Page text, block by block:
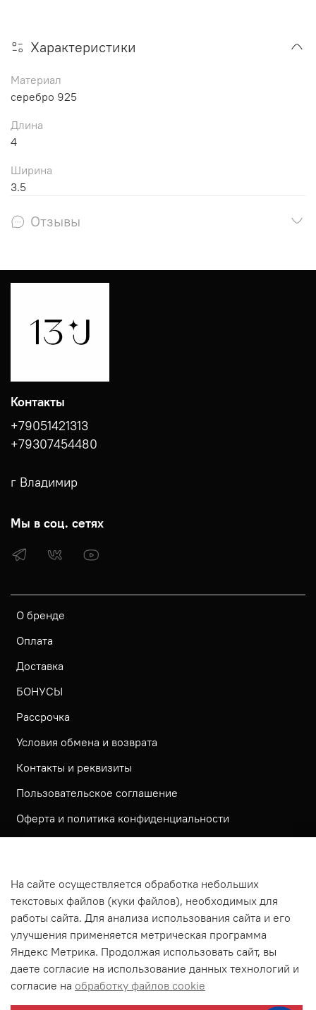
Характеристики
Материал
серебро 925
Длина
4
Ширина
3.5
Отзывы
О бренде
Оплата
Доставка
БОНУСЫ
Рассрочка
Условия обмена и возврата
Контакты и реквизиты
Пользовательское соглашение
Оферта и политика конфиденциальности
Согласие посетителя сайта на обработку
персональных данных
На сайте используется метрическая система ЯНДЕКС
МЕТРИКА
На сайте применяются рекомендательные технологии
Согласие на получение рассылки рекламно-
Контакты
+79051421313
+79307454480
г Владимир
Мы в соц. сетях
На сайте осуществляется обработка небольших
текстовых файлов (куки файлов), необходимых для
работы сайта. Для анализа использования сайта и его
улучшения применяется метрическая программа
Яндекс Метрика. Продолжая использовать сайт, вы
даете согласие на использование данных технологий и
согласие на обработку файлов cookie